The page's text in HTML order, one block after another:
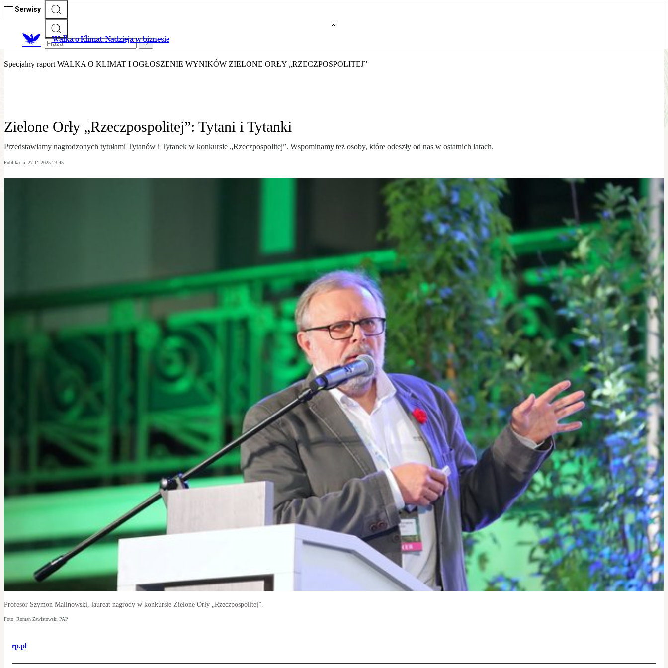
Serwisy
Walka o Klimat: Nadzieja w biznesie
Walka o Klimat - Nadzieja w Biznesie
Specjalny raport WALKA O KLIMAT I OGŁOSZENIE WYNIKÓW ZIELONE ORŁY „RZECZPOSPOLITEJ”
Zielone Orły „Rzeczpospolitej”: Tytani i Tytanki
Przedstawiamy nagrodzonych tytułami Tytanów i Tytanek w konkursie „Rzeczpospolitej”. Wspominamy też osoby, które odeszły od nas w ostatnich latach.
Publikacja: 27.11.2025 23:45
Profesor Szymon Malinowski, laureat nagrody w konkursie Zielone Orły „Rzeczpospolitej”.
Foto: Roman Zawistowski PAP
rp.pl